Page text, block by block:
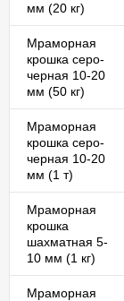
мм (20 кг)
Мраморная
крошка серо-
черная 10-20
мм (50 кг)
Мраморная
крошка серо-
черная 10-20
мм (1 т)
Мраморная
крошка
шахматная 5-
10 мм (1 кг)
Мраморная